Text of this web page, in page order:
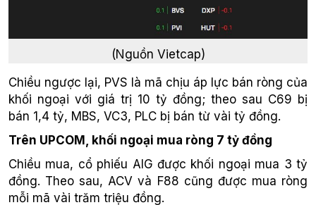
(Nguồn Vietcap)
Chiều ngược lại, PVS là mã chịu áp lực bán ròng của
khối ngoại với giá trị 10 tỷ đồng; theo sau C69 bị
bán 1,4 tỷ, MBS, VC3, PLC bị bán từ vài tỷ đồng.
Trên UPCOM, khối ngoại mua ròng 7 tỷ đồng
Chiều mua, cổ phiếu AIG được khối ngoại mua 3 tỷ
đồng. Theo sau, ACV và F88 cũng được mua ròng
mỗi mã vài trăm triệu đồng.